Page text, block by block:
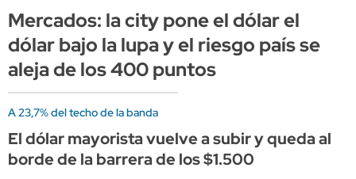
Mercados: la city pone el dólar el
dólar bajo la lupa y el riesgo país se
aleja de los 400 puntos
A 23,7% del techo de la banda
El dólar mayorista vuelve a subir y queda al
borde de la barrera de los $1.500